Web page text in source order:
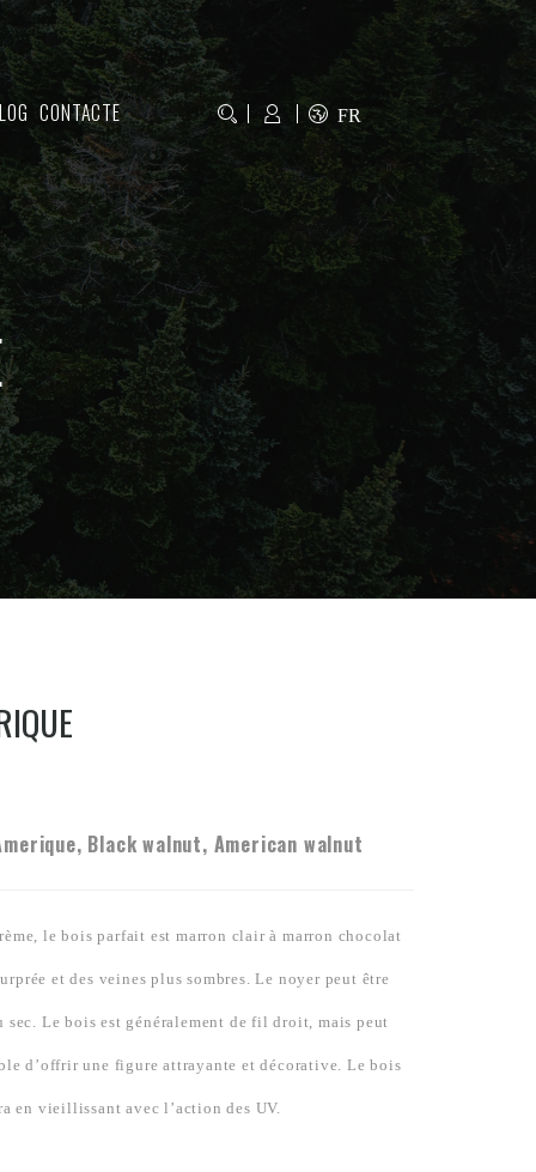
CONTACTE FR
Black walnut, American walnut
le bois parfait est marron clair à marron chocolat
et des veines plus sombres. Le noyer peut être
Le bois est généralement de fil droit, mais peut
d’offrir une figure attrayante et décorative. Le bois
en vieillissant avec l’action des UV.